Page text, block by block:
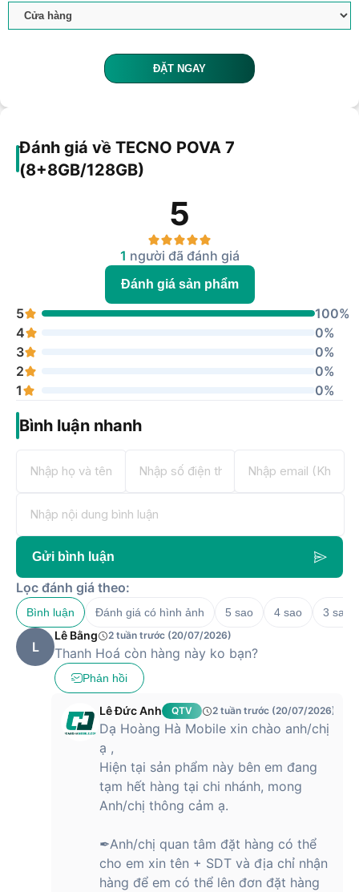
ĐẶT NGAY
Đánh giá về TECNO POVA 7
(8+8GB/128GB)
5
1 người đã đánh giá
Đánh giá sản phẩm
5
100%
4
0%
3
0%
2
0%
1
0%
Bình luận nhanh
Gửi bình luận
Lọc đánh giá theo:
Bình luận Đánh giá có hình ảnh 5 sao 4 sao 3 sao
L
Lê Bằng 2 tuần trước (20/07/2026)
Thanh Hoá còn hàng này ko bạn?
Phản hồi
Lê Đức Anh QTV 2 tuần trước (20/07/2026)
Dạ Hoàng Hà Mobile xin chào anh/chị
ạ ,
Hiện tại sản phẩm này bên em đang
tạm hết hàng tại chi nhánh, mong
Anh/chị thông cảm ạ.
✒Anh/chị quan tâm đặt hàng có thể
cho em xin tên + SDT và địa chỉ nhận
hàng để em có thể lên đơn đặt hàng